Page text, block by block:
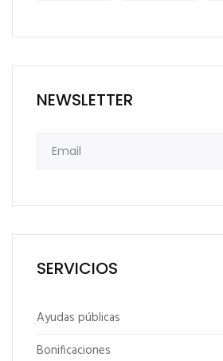
NEWSLETTER
SERVICIOS
Ayudas públicas
Bonificaciones